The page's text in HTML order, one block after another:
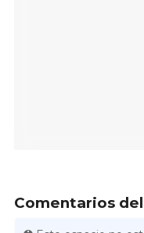
Comentarios